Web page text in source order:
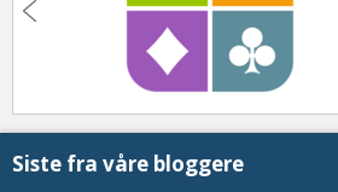
Siste fra våre bloggere